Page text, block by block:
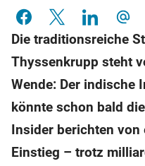
Die traditionsreiche
Thyssenkrupp steht
Wende: Der indische
könnte schon bald
Insider berichten
Einstieg – trotz